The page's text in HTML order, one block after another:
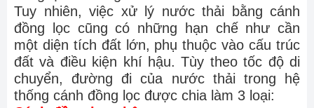
Tuy nhiên, việc xử lý nước thải bằng cánh
đồng lọc cũng có những hạn chế như cần
một diện tích đất lớn, phụ thuộc vào cấu trúc
đất và điều kiện khí hậu. Tùy theo tốc độ di
chuyển, đường đi của nước thải trong hệ
thống cánh đồng lọc được chia làm 3 loại: